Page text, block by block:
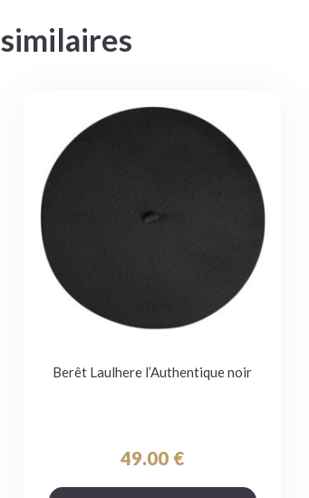
Berêt Laulhere l’Authentique noir
49.00 €